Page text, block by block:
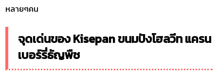
หลายๆคน
จุดเด่นของ Kisepan ขนมปังโฮลวีท แครน
เบอร์รี่ธัญพืช